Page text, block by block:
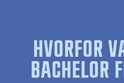
HVORFOR
BACHELOR